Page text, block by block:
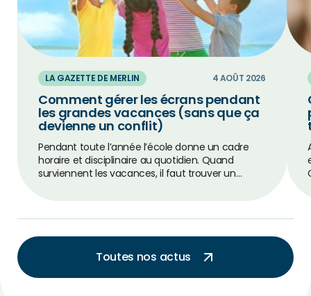
LA GAZETTE DE MERLIN 4 AOÛT 2026
Comment gérer les écrans pendant
les grandes vacances (sans que ça
devienne un conflit)
Pendant toute l’année l’école donne un cadre
horaire et disciplinaire au quotidien. Quand
surviennent les vacances, il faut trouver un…
Toutes nos actus